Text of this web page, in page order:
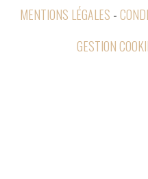
MENTIONS LÉGALES
GESTION